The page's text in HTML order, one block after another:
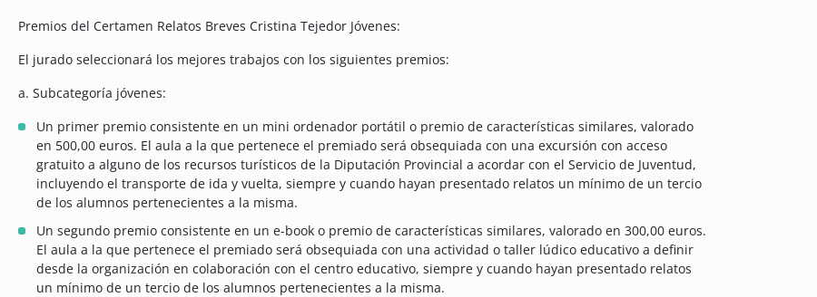
Premios del Certamen Relatos Breves Cristina Tejedor Jóvenes:
El jurado seleccionará los mejores trabajos con los siguientes premios:
a. Subcategoría jóvenes:
Un primer premio consistente en un mini ordenador portátil o premio de características similares, valorado
en 500,00 euros. El aula a la que pertenece el premiado será obsequiada con una excursión con acceso
gratuito a alguno de los recursos turísticos de la Diputación Provincial a acordar con el Servicio de Juventud,
incluyendo el transporte de ida y vuelta, siempre y cuando hayan presentado relatos un mínimo de un tercio
de los alumnos pertenecientes a la misma.
Un segundo premio consistente en un e-book o premio de características similares, valorado en 300,00 euros.
El aula a la que pertenece el premiado será obsequiada con una actividad o taller lúdico educativo a definir
desde la organización en colaboración con el centro educativo, siempre y cuando hayan presentado relatos
un mínimo de un tercio de los alumnos pertenecientes a la misma.